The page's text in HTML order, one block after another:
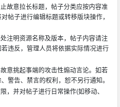
故意拉长标题，帖子分类应按内容准
帖子进行编辑标题或转移版块操作，
注明资源名称及版本，帖子内容请注
违反，管理人员将依据实际情况进行
意挑起事端的攻击性煽动言论。如若
警告、禁言的权利，恕不另行通知。
，并对帖子进行日常操作(如移动、